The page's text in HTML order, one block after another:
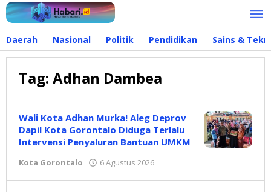
Lewati
ke
Daerah Nasional Politik Pendidikan Sains &
Tag: Adhan Dambea
Wali Kota Adhan Murka! Aleg Deprov
Dapil Kota Gorontalo Diduga Terlalu
Intervensi Penyaluran Bantuan UMKM
Kota Gorontalo 6 Agustus 2026